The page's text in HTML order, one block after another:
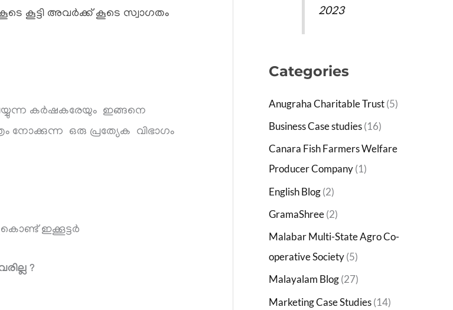
കൂട്ടി അവർക്ക് കൂടെ സ്വാഗതം
കർഷകരേയും ഇങ്ങനെ
നോക്കുന്ന ഒരു പ്രത്യേക വിഭാഗം
ഇക്കൂട്ടർ
?
2023
Categories
Anugraha Charitable Trust(5)
Business Case studies(16)
Canara Fish Farmers Welfare
Producer Company(1)
English Blog(2)
GramaShree(2)
Malabar Multi-State Agro Co-
operative Society(5)
Malayalam Blog(27)
Marketing Case Studies(14)